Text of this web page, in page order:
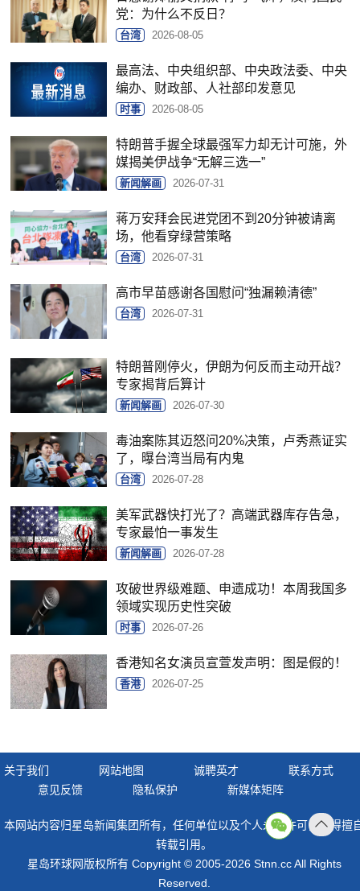
党：为什么不反日？
台湾 2026-08-05
最高法、中央组织部、中央政法委、中央
编办、财政部、人社部印发意见
时事 2026-08-05
特朗普手握全球最强军力却无计可施，外
媒揭美伊战争“无解三选一”
新闻解画 2026-07-31
蒋万安拜会民进党团不到20分钟被请离
场，他看穿绿营策略
台湾 2026-07-31
高市早苗感谢各国慰问“独漏赖清德”
台湾 2026-07-31
特朗普刚停火，伊朗为何反而主动开战？
专家揭背后算计
新闻解画 2026-07-30
毒油案陈其迈怒问20%决策，卢秀燕证实
了，曝台湾当局有内鬼
台湾 2026-07-28
美军武器快打光了？高端武器库存告急，
专家最怕一事发生
新闻解画 2026-07-28
攻破世界级难题、申遗成功！本周我国多
领域实现历史性突破
时事 2026-07-26
香港知名女演员宣萱发声明：图是假的！
香港 2026-07-25
关于我们 网站地图 诚聘英才
联系方式
意见反馈
隐私保护 新媒体矩阵
本网站内容归星岛新闻集团所有，任何单位以及个人未经许可，不得擅
转载引用。
星岛环球网版权所有 Copyright © 2005-2026 Stnn.cc All Rights
Reserved.
顶部